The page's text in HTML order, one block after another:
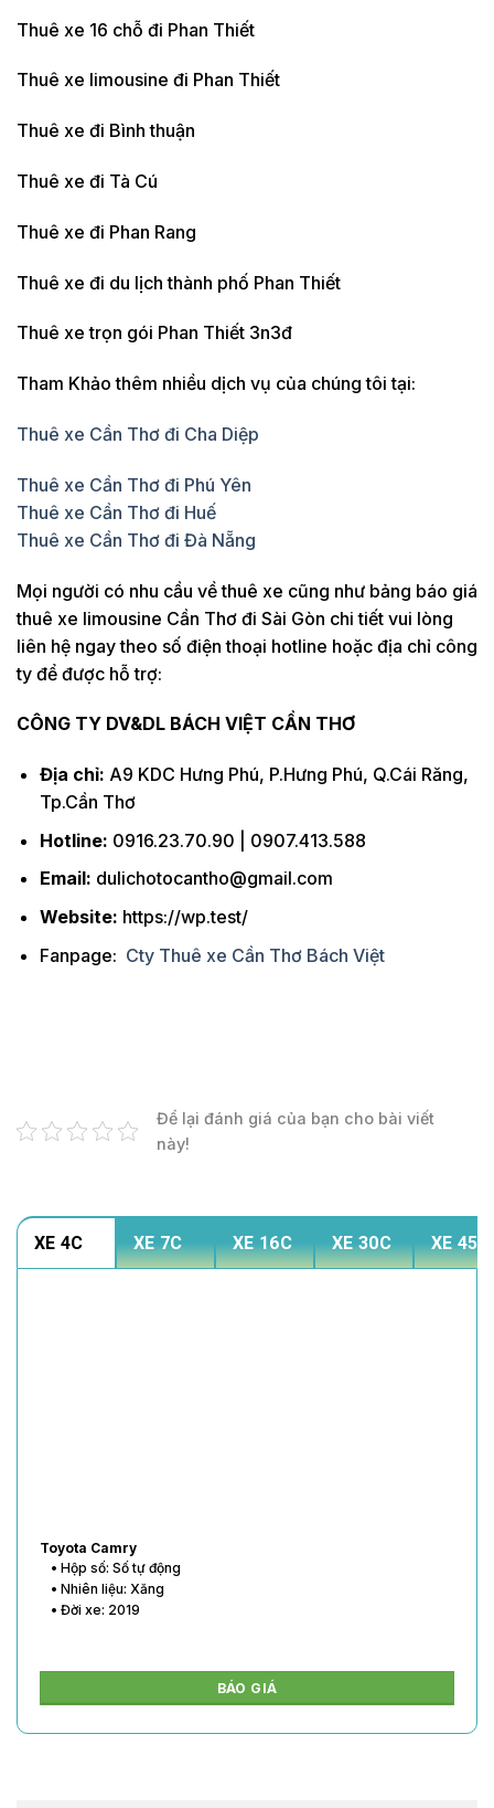
Thuê xe 16 chỗ đi Phan Thiết
Thuê xe limousine đi Phan Thiết
Thuê xe đi Bình thuận
Thuê xe đi Tà Cú
Thuê xe đi Phan Rang
Thuê xe đi du lịch thành phố Phan Thiết
Thuê xe trọn gói Phan Thiết 3n3đ
Tham Khảo thêm nhiều dịch vụ của chúng tôi tại:
Thuê xe Cần Thơ đi Cha Diệp
Thuê xe Cần Thơ đi Phú Yên
Thuê xe Cần Thơ đi Huế
Thuê xe Cần Thơ đi Đà Nẵng
Mọi người có nhu cầu về thuê xe cũng như bảng báo giá
thuê xe limousine Cần Thơ đi Sài Gòn chi tiết vui lòng
liên hệ ngay theo số điện thoại hotline hoặc địa chỉ công
ty để được hỗ trợ:
CÔNG TY DV&DL BÁCH VIỆT CẦN THƠ
Địa chỉ: A9 KDC Hưng Phú, P.Hưng Phú, Q.Cái Răng,
Tp.Cần Thơ
Hotline: 0916.23.70.90 | 0907.413.588
Email: dulichotocantho@gmail.com
Website: https://wp.test/
Fanpage: Cty Thuê xe Cần Thơ Bách Việt
Để lại đánh giá của bạn cho bài viết
này!
XE 4C XE 7C XE 16C XE 30C XE 45C
Toyota Vios
• Hộp số: Số tự động
• Nhiên liệu: Xăng
• Đời xe: 2020
BÁO GIÁ